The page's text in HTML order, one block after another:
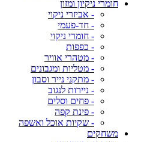
חומרי ניקיון ומזון
- אביזרי ניקוי
- חד-פעמי
- חומרי ניקוי
- כפפות
- מטהרי אוויר
- מטליות ומגבונים
- מתקני נייר וסבון
- ניירות לנגוב
- פחים וסלים
- פינת קפה
- שקיות אוכל ואשפה
משחקים